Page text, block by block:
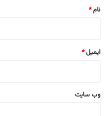
نام*
ایمیل*
وب‌ سایت